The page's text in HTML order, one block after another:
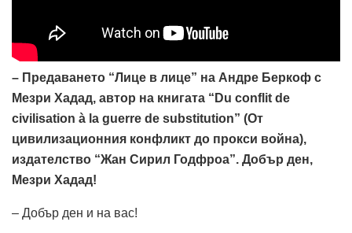
– Предаването “Лице в лице” на Андре Беркоф с
Мезри Хадад, автор на книгата “Du conflit de
civilisation à la guerre de substitution” (От
цивилизационния конфликт до прокси война),
издателство “Жан Сирил Годфроа”. Добър ден,
Мезри Хадад!
– Добър ден и на вас!